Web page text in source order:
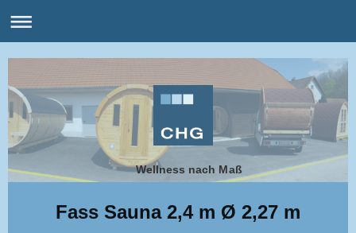
Wellness nach Maß
Fass Sauna 2,4 m Ø 2,27 m